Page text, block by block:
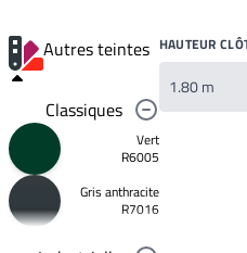
Autres teintes
Classiques
Vert
R6005
Gris anthracite
R7016
HAUTEUR
Votre
liste
souhaits